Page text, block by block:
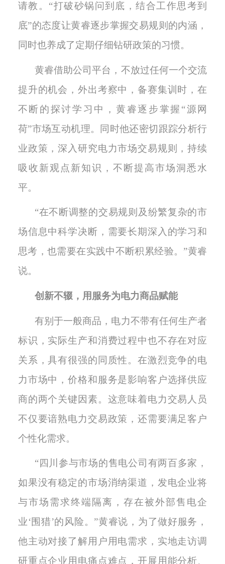
请教。“打破砂锅问到底，结合工作思考到
底”的态度让黄睿逐步掌握交易规则的内涵，
同时也养成了定期仔细钻研政策的习惯。
黄睿借助公司平台，不放过任何一个交流
提升的机会，外出考察中，备赛集训时，在
不断的探讨学习中，黄睿逐步掌握 “源网
荷”市场互动机理。同时他还密切跟踪分析行
业政策，深入研究电力市场交易规则，持续
吸收新观点新知识，不断提高市场洞悉水
平。
“在不断调整的交易规则及纷繁复杂的市
场信息中科学决断，需要长期深入的学习和
思考，也需要在实践中不断积累经验。”黄睿
说。
创新不辍 ， 用服务为电力商品赋能
有别于一般商品，电力不带有任何生产者
标识，实际生产和消费过程中也不存在对应
关系，具有很强的同质性。在激烈竞争的电
力市场中，价格和服务是影响客户选择供应
商的两个关键因素。这意味着电力交易人员
不仅要谙熟电力交易政策，还需要满足客户
个性化需求。
“四川参与市场的售电公司有两百多家，
如果没有稳定的市场消纳渠道，发电企业将
与市场需求终端隔离，存在被外部售电企
业‘围猎’的风险。”黄睿说，为了做好服务，
他主动对接了解用户用电需求，实地走访调
研重点企业用电痛点难点，开展用能分析、